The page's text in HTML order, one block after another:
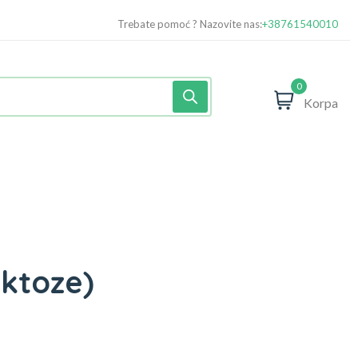
Trebate pomoć ? Nazovite nas:+38761540010
0
Korpa